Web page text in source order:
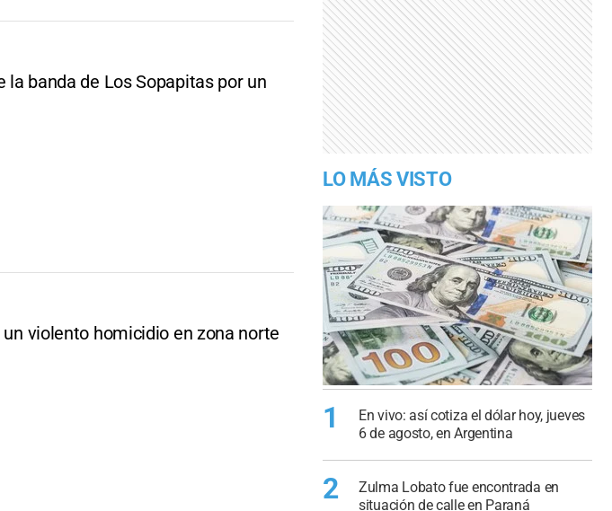
banda de Los Sopapitas por un
violento homicidio en zona norte
LO MÁS VISTO
1
En vivo: así cotiza el dólar hoy, jueves
6 de agosto, en Argentina
2
Zulma Lobato fue encontrada en
situación de calle en Paraná